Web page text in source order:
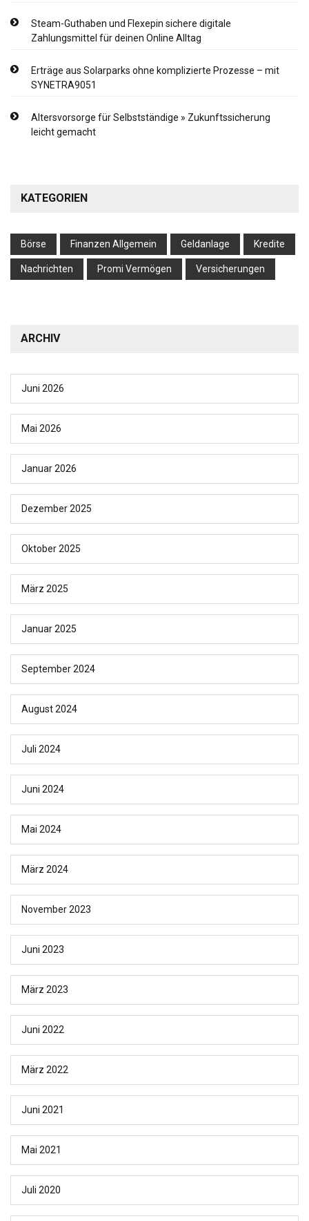
Steam-Guthaben und Flexepin sichere digitale
Zahlungsmittel für deinen Online Alltag
Erträge aus Solarparks ohne komplizierte Prozesse – mit
SYNETRA9051
Altersvorsorge für Selbstständige » Zukunftssicherung
leicht gemacht
KATEGORIEN
Börse Finanzen Allgemein Geldanlage Kredite
Nachrichten Promi Vermögen Versicherungen
ARCHIV
Juni 2026
Mai 2026
Januar 2026
Dezember 2025
Oktober 2025
März 2025
Januar 2025
September 2024
August 2024
Juli 2024
Juni 2024
Mai 2024
März 2024
November 2023
Juni 2023
März 2023
Juni 2022
März 2022
Juni 2021
Mai 2021
Juli 2020